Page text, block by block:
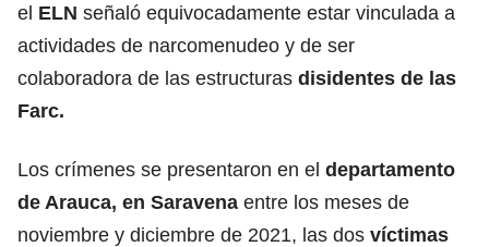
el ELN señaló equivocadamente estar vinculada a
actividades de narcomenudeo y de ser
colaboradora de las estructuras disidentes de las
Farc.
Los crímenes se presentaron en el departamento
de Arauca, en Saravena entre los meses de
noviembre y diciembre de 2021, las dos víctimas